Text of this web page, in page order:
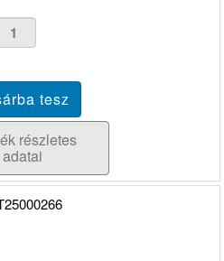
részletes
adatai